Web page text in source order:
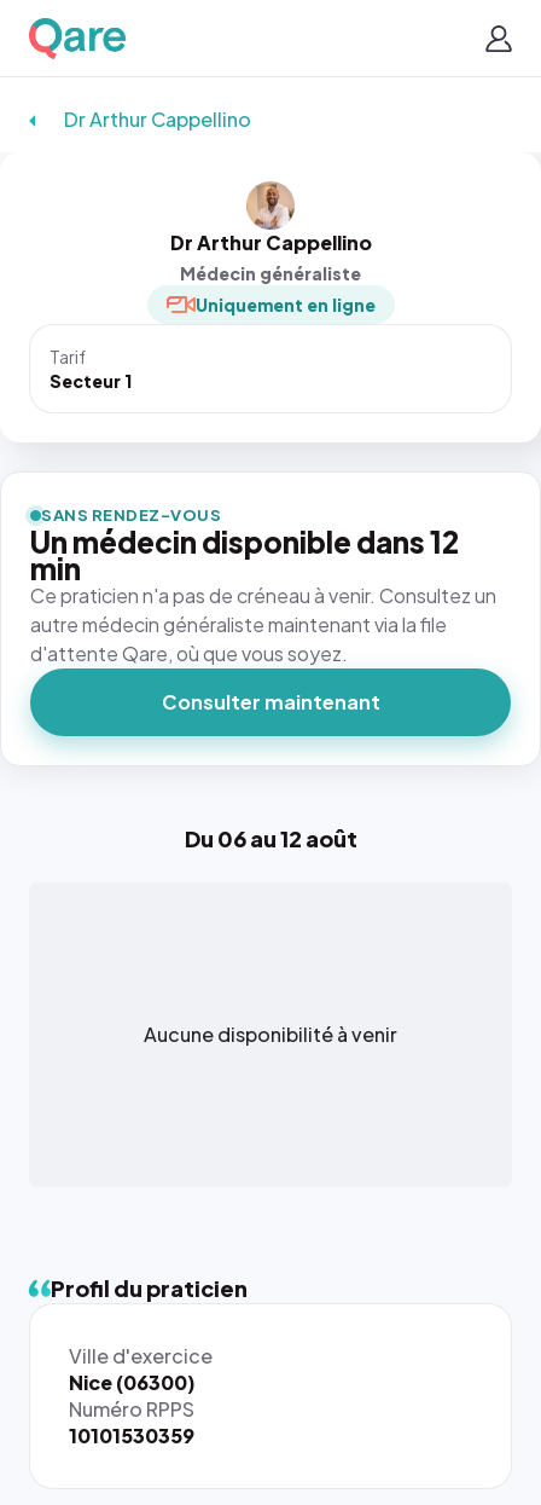
Dr Arthur Cappellino
Dr Arthur Cappellino
Médecin généraliste
Uniquement en ligne
Tarif
Secteur 1
Du 06 au 12 août
Aucune disponibilité à venir
Profil du praticien
Ville d'exercice
Nice (06300)
Numéro RPPS
10101530359
SANS RENDEZ-VOUS
Un médecin disponible dans 12
min
Ce praticien n'a pas de créneau à venir. Consultez un
autre médecin généraliste maintenant via la file
d'attente Qare, où que vous soyez.
Consulter maintenant